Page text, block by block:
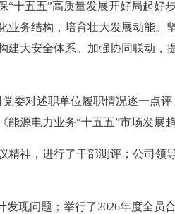
五五”高质量发展开好局起好
务结构，培育壮大发展动能。
大安全体系。加强协同联动，
对述职单位履职情况逐一点评
源电力业务“十五五”市场发展
神，进行了干部测评；公司领
现问题；举行了2026年度全员